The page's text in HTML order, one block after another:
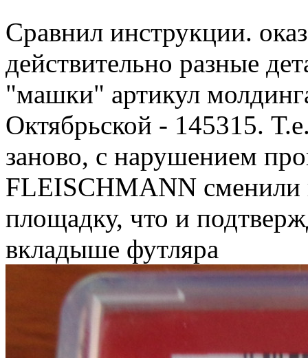
Сравнил инструкции.
действительно разные
"машки" артикул
Октябрьской - 145315.
заново, с нарушением
FLEISCHMANN сменили
площадку, что и
вкладыше футляра